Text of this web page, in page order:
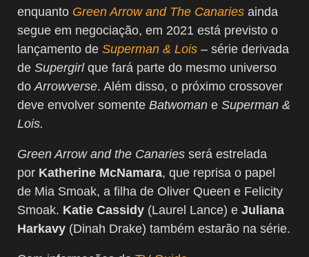
enquanto Green Arrow and The Canaries ainda
segue em negociação, em 2021 está previsto o
lançamento de Superman & Lois – série derivada
de Supergirlque fará parte do mesmo universo
do Arrowverse. Além disso, o próximo crossover
deve envolver somente Batwoman e Superman &
Lois.
Green Arrow and the Canaries será estrelada
por Katherine McNamara, que reprisa o papel
de Mia Smoak, a filha de Oliver Queen e Felicity
Smoak. Katie Cassidy (Laurel Lance) e Juliana
Harkavy (Dinah Drake) também estarão na série.